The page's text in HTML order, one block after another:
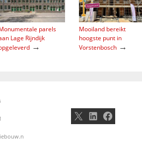
parels
Lage Rijndijk
→
Mooiland bereikt
hoogste punt in
Vorstenbosch →
X LinkedIn